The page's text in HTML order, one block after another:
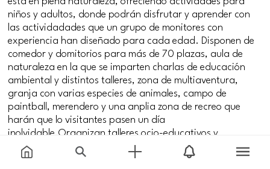
niños y adultos, donde podrán disfrutar y aprender con
las actividadades que un grupo de monitores con
experiencia han diseñado para cada edad. Disponen de
comedor y domitorios para más de 70 plazas, aula de
naturaleza en la que se imparten charlas de educación
ambiental y distintos talleres, zona de multiaventura,
granja con varias especies de animales, campo de
paintball, merendero y una anplia zona de recreo que
harán que lo visitantes pasen un día
inolvidable.Organizan talleres ocio-educativos y
educación ambiental en el que los participantes entran en
contacto directo con diferentes clases de animales.